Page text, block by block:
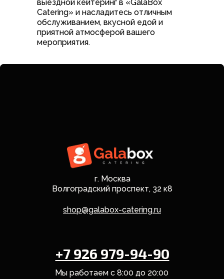
выездной кейтеринг в «GalaBox
Catering» и насладитесь отличным
обслуживанием, вкусной едой и
приятной атмосферой вашего
мероприятия.
shop@galabox-catering.ru
Мы работаем с 8:00 до 20:00
г. Москва
Волгоградский проспект, 32 к8
+7 926 979-94-90